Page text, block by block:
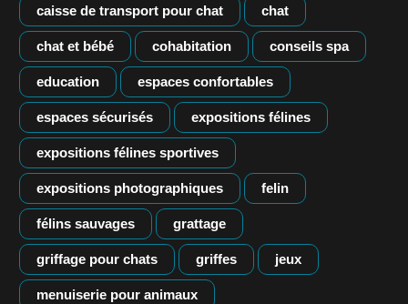
caisse de transport pour chat chat
chat et bébé cohabitation conseils spa
education espaces confortables
espaces sécurisés expositions félines
expositions félines sportives
expositions photographiques felin
félins sauvages grattage
griffage pour chats griffes jeux
menuiserie pour animaux